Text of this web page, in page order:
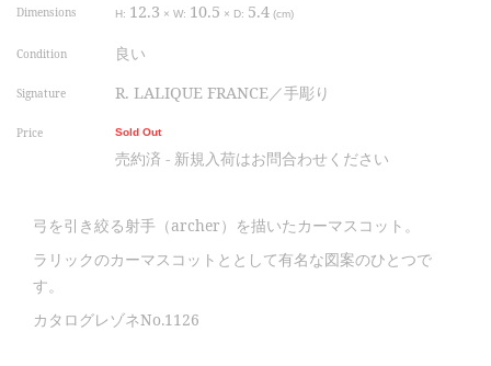
Dimensions H: 12.3 × W: 10.5 × D: 5.4 (cm)
Condition 良い
Signature R. LALIQUE FRANCE／手彫り
Price Sold Out
売約済 - 新規入荷はお問合わせください
弓を引き絞る射手（archer）を描いたカーマスコット。
ラリックのカーマスコットととして有名な図案のひとつで
す。
カタログレゾネNo.1126